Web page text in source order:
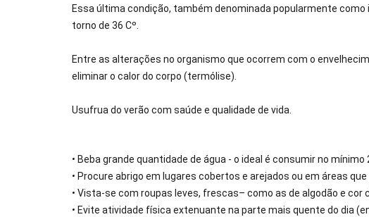
Essa última condição, também denominada popularmente
torno de 36 Cº.
Entre as alterações no organismo que ocorrem com o
eliminar o calor do corpo (termólise).
Usufrua do verão com saúde e qualidade de vida.
• Beba grande quantidade de água - o ideal é consumir no mínimo
• Procure abrigo em lugares cobertos e arejados ou em áreas
• Vista-se com roupas leves, frescas– como as de algodão e
• Evite atividade física extenuante na parte mais quente do dia